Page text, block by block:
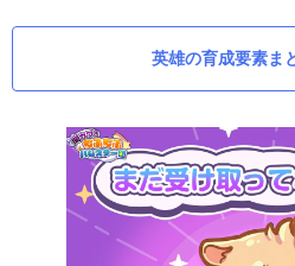
英雄の育成要素ま